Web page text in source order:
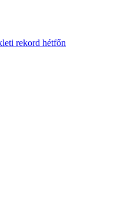
rekord hétfőn